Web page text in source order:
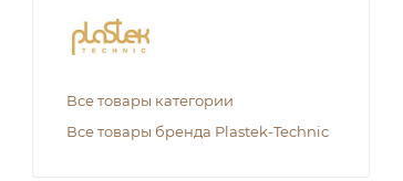
Все товары категории
Все товары бренда Plastek-Technic